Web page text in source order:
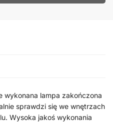
wykonana lampa zakończona
sprawdzi się we wnętrzach
Wysoka jakoś wykonania